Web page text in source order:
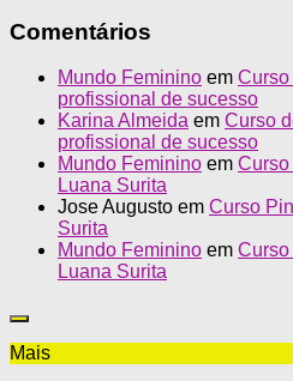
Comentários
Mundo Feminino em
profissional de sucesso
Karina Almeida em Curso
profissional de sucesso
Mundo Feminino em
Luana Surita
Jose Augusto em Curso
Surita
Mundo Feminino em
Luana Surita
Mais